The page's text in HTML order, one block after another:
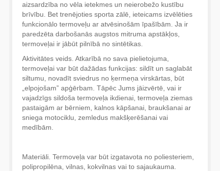
aizsardzība no vēla ietekmes un neierobežo kustību
brīvību. Bet trenējoties sporta zālē, ieteicams izvēlēties
funkcionālo termoveļu ar atvēsinošām īpašībām. Ja ir
paredzēta darbošanās augstos mitruma apstākļos,
termoveļai ir jābūt pilnībā no sintētikas.
Aktivitātes veids. Atkarībā no sava pielietojuma,
termoveļai var būt dažādas funkcijas: sildīt un saglabāt
siltumu, novadīt sviedrus no ķermeņa virskārtas, būt
„elpojošam” apģērbam. Tāpēc Jums jāizvērtē, vai ir
vajadzīgs sildoša termoveļa ikdienai, termoveļa ziemas
pastaigām ar bērniem, kalnos kāpšanai, braukšanai ar
sniega motociklu, zemledus makšķerēšanai vai
medībām.
Materiāli. Termoveļa var būt izgatavota no poliesteriem,
polipropilēna, vilnas, kokvilnas vai to sajaukauma.